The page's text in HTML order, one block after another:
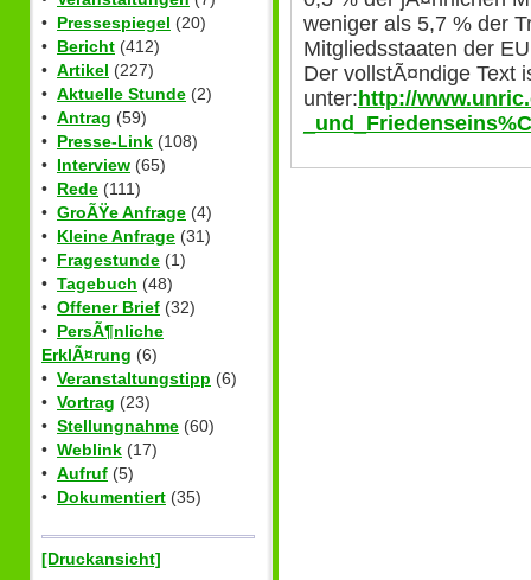
• Pressespiegel (20)
• Bericht (412)
• Artikel (227)
• Aktuelle Stunde (2)
• Antrag (59)
• Presse-Link (108)
• Interview (65)
• Rede (111)
• GroÃŸe Anfrage (4)
• Kleine Anfrage (31)
• Fragestunde (1)
• Tagebuch (48)
• Offener Brief (32)
• PersÃ¶nliche
ErklÃ¤rung (6)
• Veranstaltungstipp (6)
• Vortrag (23)
• Stellungnahme (60)
• Weblink (17)
• Aufruf (5)
• Dokumentiert (35)
[Druckansicht]
weniger als 5,7 % der
Mitgliedsstaaten der
Der vollstÃ¤ndige Text
unter: http://